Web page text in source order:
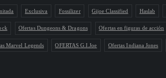
Exclusiva Fossilizer Gijoe Classified Haslab
Ofertas Dungeons & Dragons Ofertas en figuras de acción
Marvel Legends OFERTAS G.I.Joe Ofertas Indiana Jones